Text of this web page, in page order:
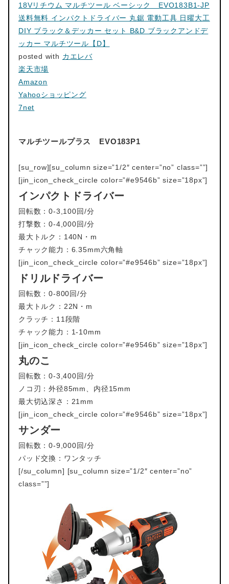
18Vリチウム マルチツール ベーシック EVO183B1-JP
送料無料 インパクトドライバー 丸鋸 電動工具 日曜大工
DIY ブラック＆デッカー セット B&D ブラックアンドデ
ッカー マルチツール【D】
posted with カエレバ
楽天市場
Amazon
Yahooショッピング
7net
マルチツールプラス EVO183P1
[su_row][su_column size=”1/2″ center=”no” class=””]
[jin_icon_check_circle color=”#e9546b” size=”18px”]
インパクトドライバー
回転数：0-3,100回/分
打撃数：0-4,000回/分
最大トルク：140N・m
チャック能力：6.35mm六角軸
[jin_icon_check_circle color=”#e9546b” size=”18px”]
ドリルドライバー
回転数：0-800回/分
最大トルク：22N・m
クラッチ：11段階
チャック能力：1-10mm
[jin_icon_check_circle color=”#e9546b” size=”18px”]
丸のこ
回転数：0-3,400回/分
ノコ刃：外径85mm、内径15mm
最大切込深さ：21mm
[jin_icon_check_circle color=”#e9546b” size=”18px”]
サンダー
回転数：0-9,000回/分
パッド交換：ワンタッチ
[/su_column] [su_column size=”1/2″ center=”no”
class=””]